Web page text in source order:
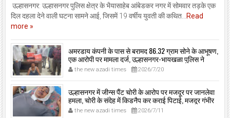
उल्हासनगर: उल्हासनगर पुलिस क्षेत्र के भैयासाहेब आंबेडकर नगर में सोमवार तड़के एक
दिल दहला देने वाली घटना सामने आई, जिसमें 19 वर्षीय युवती की कथित...
Read
more »
अमरडाय कंपनी के पास से बरामद 86.32 ग्राम सोने के आभूषण,
एक आरोपी पर मामला दर्ज, उल्हासनगर-भायखळा पुलिस ने
घरफोड़ियों के संबंध में एक आरोपी से महत्वपूर्ण पूछताछ के बाद
आरोपी के साथी के ठिकाने से 10,90,261 रुपये मूल्य के सोने के
आभूषण बरामद किए।
the new azadi times 2026/7/20
उल्हासनगर में जीन्स पैंट चोरी के आरोप पर मजदूर पर जानलेवा
हमला, चोरी के संदेह में किडनैप कर कराई पिटाई, मजदूर गंभीर
रूप से जख्मी।
the new azadi times 2026/7/11